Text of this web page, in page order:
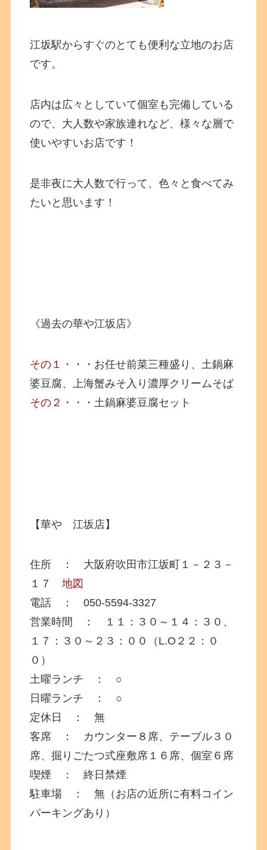
江坂駅からすぐのとても便利な立地のお店
です。
店内は広々としていて個室も完備している
ので、大人数や家族連れなど、様々な層で
使いやすいお店です！
是非夜に大人数で行って、色々と食べてみ
たいと思います！
《過去の華や江坂店》
その１ ・・・お任せ前菜三種盛り、土鍋麻
婆豆腐、上海蟹みそ入り濃厚クリームそば
その２ ・・・土鍋麻婆豆腐セット
【華や 江坂店】
住所 ： 大阪府吹田市江坂町１－２３－
１７地図
電話 ： 050-5594-3327
営業時間 ： １１：３０～１４：３０、
１７：３０～２３：００（L.O２２：０
０）
土曜ランチ ： ○
日曜ランチ ： ○
定休日 ： 無
客席 ： カウンター８席、テーブル３０
席、掘りごたつ式座敷席１６席、個室６席
喫煙 ： 終日禁煙
駐車場 ： 無（お店の近所に有料コイン
パーキングあり）